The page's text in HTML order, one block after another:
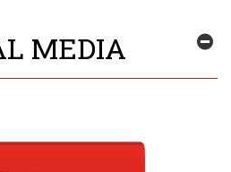
MEDIA